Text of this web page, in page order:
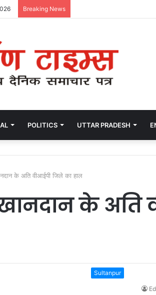
Breaking News
POLITICS UTTAR PRADESH
के अति वीआईपी जिले का हाल
के अति
Sultanpur